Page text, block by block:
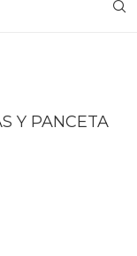
Y PANCETA